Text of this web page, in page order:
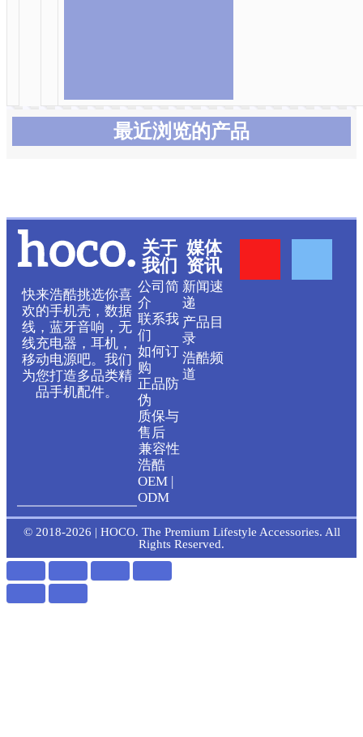
最近浏览的产品
快来浩酷挑选你喜
欢的手机壳，数据
线，蓝牙音响，无
线充电器，耳机，
移动电源吧。我们
为您打造多品类精
品手机配件。
关于
我们
公司简
介
联系我
们
如何订
购
正品防
伪
质保与
售后
兼容性
浩酷
OEM |
ODM
媒体
资讯
新闻速
递
产品目
录
浩酷频
道
k
© 2018-2026 | HOCO. The Premium Lifestyle Accessories. All
Rights Reserved.